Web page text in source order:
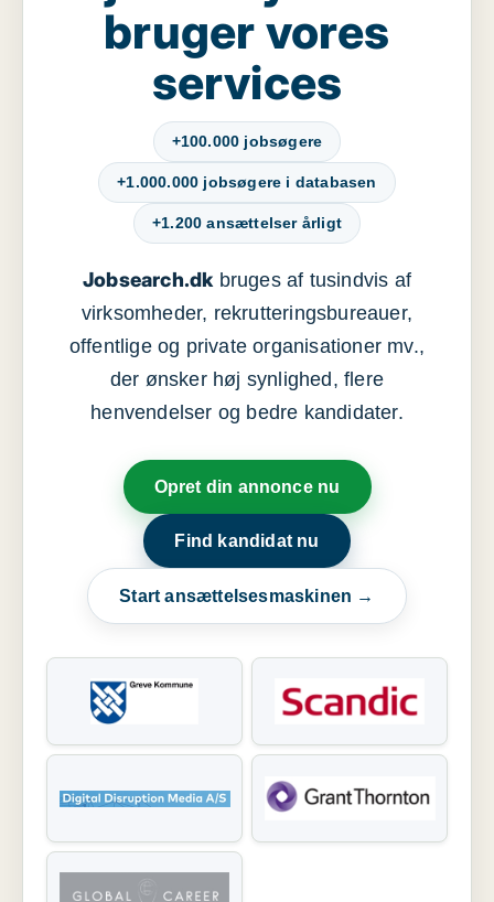
bruger vores
services
+100.000 jobsøgere
+1.000.000 jobsøgere i databasen
+1.200 ansættelser årligt
Jobsearch.dkbruges af tusindvis af
virksomheder, rekrutteringsbureauer,
offentlige og private organisationer mv.,
der ønsker høj synlighed, flere
henvendelser og bedre kandidater.
Opret din annonce nu
Find kandidat nu
Start ansættelsesmaskinen →